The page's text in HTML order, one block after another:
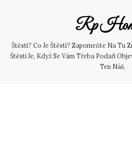
Rp
Štěstí? Co Je Štěstí? Zapomeňte Na Tu
Štěstí Je, Když Se Vám Třeba Podaří
Ten Náš.